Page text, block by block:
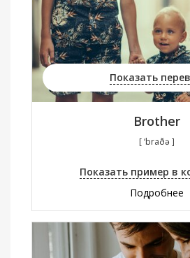
Показать
Brother
[ ‘braðə ]
Показать пример в
Подробнее